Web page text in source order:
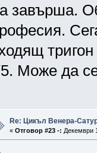
завърша.
Може да
Re: Цикъл Венера-
« Отговор #23 -: Декември